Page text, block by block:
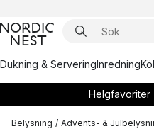
Dukning & ServeringInredning
Belysning / Advents- &